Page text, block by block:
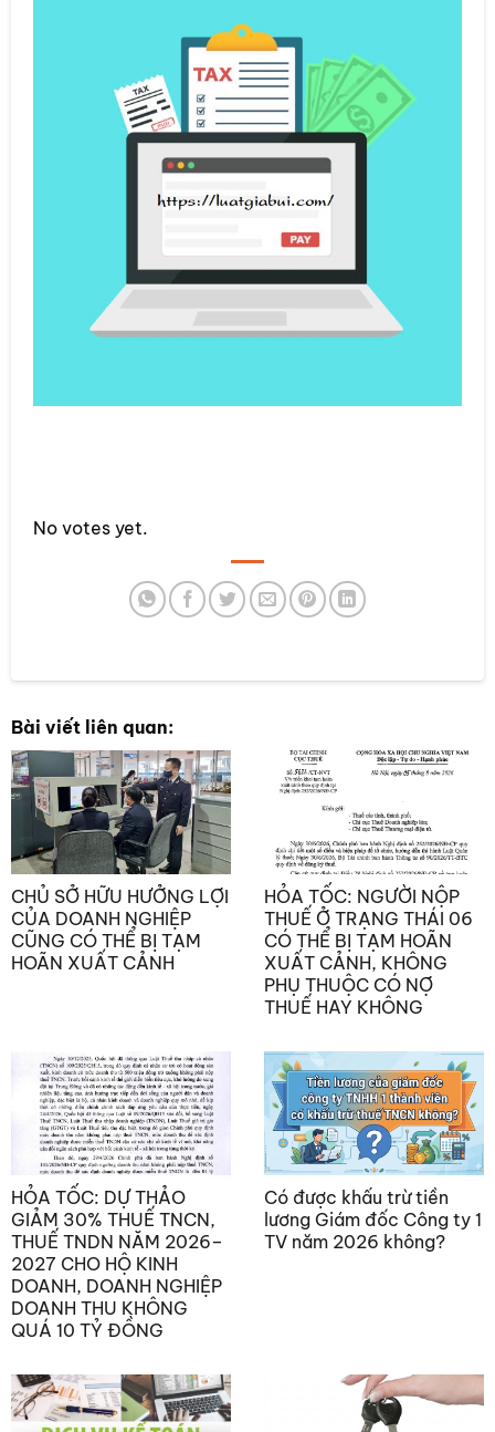
SUBMIT RATING
No votes yet.
Bài viết liên quan:
CHỦ SỞ HỮU HƯỞNG LỢI
CỦA DOANH NGHIỆP
CŨNG CÓ THỂ BỊ TẠM
HOÃN XUẤT CẢNH
HỎA TỐC: NGƯỜI NỘP
THUẾ Ở TRẠNG THÁI 06
CÓ THỂ BỊ TẠM HOÃN
XUẤT CẢNH, KHÔNG
PHỤ THUỘC CÓ NỢ
THUẾ HAY KHÔNG
HỎA TỐC: DỰ THẢO
GIẢM 30% THUẾ TNCN,
THUẾ TNDN NĂM 2026–
2027 CHO HỘ KINH
DOANH, DOANH NGHIỆP
DOANH THU KHÔNG
QUÁ 10 TỶ ĐỒNG
Có được khấu trừ tiền
lương Giám đốc Công ty 1
TV năm 2026 không?